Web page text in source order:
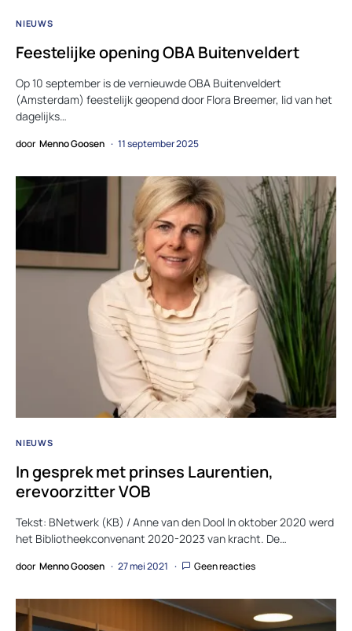
NIEUWS
Feestelijke opening OBA Buitenveldert
Op 10 september is de vernieuwde OBA Buitenveldert
(Amsterdam) feestelijk geopend door Flora Breemer, lid van het
dagelijks…
door Menno Goosen 11 september 2025
NIEUWS
In gesprek met prinses Laurentien,
erevoorzitter VOB
Tekst: BNetwerk (KB) / Anne van den Dool In oktober 2020 werd
het Bibliotheekconvenant 2020-2023 van kracht. De…
door Menno Goosen 27 mei 2021 Geen reacties